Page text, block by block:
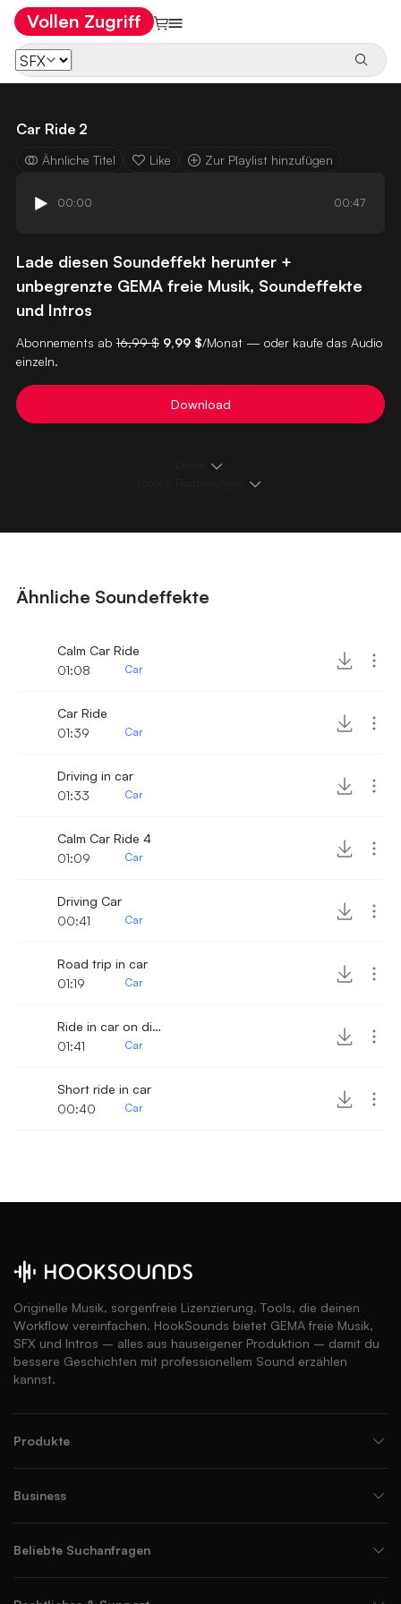
Vollen Zugriff
Car Ride 2
Ähnliche Titel Like Zur Playlist hinzufügen
00:00 00:47
Lade diesen Soundeffekt herunter +
unbegrenzte GEMA freie Musik, Soundeffekte
und Intros
Abonnements ab 16,99 $ 9,99 $/Monat — oder kaufe das Audio
einzeln.
Download
Ähnliche Soundeffekte
Calm Car Ride
01:08
Car
Car Ride
01:39
Car
Driving in car
01:33
Car
Calm Car Ride 4
01:09
Car
Driving Car
00:41
Car
Road trip in car
01:19
Car
Ride in car on dirt road
01:41
Car
Short ride in car
00:40
Car
Originelle Musik, sorgenfreie Lizenzierung. Tools, die deinen
Workflow vereinfachen. HookSounds bietet GEMA freie Musik,
SFX und Intros – alles aus hauseigener Produktion – damit du
bessere Geschichten mit professionellem Sound erzählen
kannst.
Produkte
Business
Beliebte Suchanfragen